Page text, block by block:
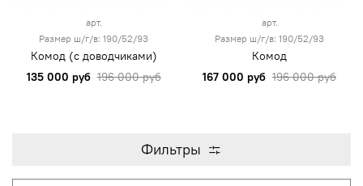
арт.
Размер ш/г/в: 190/52/93
Комод (с доводчиками)
135 000 руб 196 000 руб
арт.
Размер ш/г/в: 190/52/93
Комод
167 000 руб 196 000 руб
Фильтры